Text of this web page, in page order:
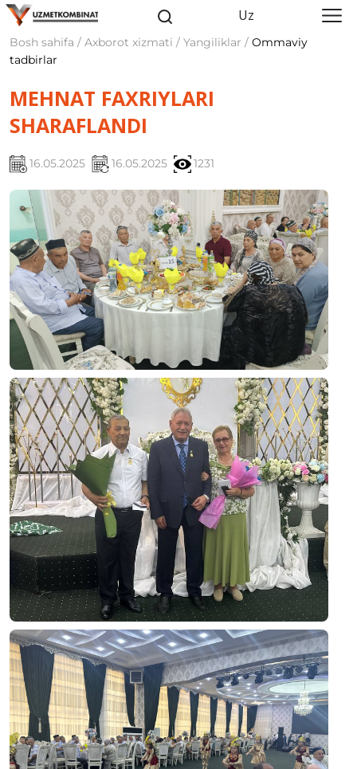
Uz
Bosh sahifa / Axborot xizmati / Yangiliklar / Ommaviy
tadbirlar
MEHNAT FAXRIYLARI
SHARAFLANDI
16.05.2025 16.05.2025 1231